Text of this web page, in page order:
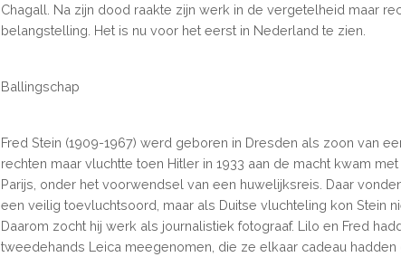
Chagall. Na zijn dood raakte zijn werk in de vergetelheid maar
belangstelling. Het is nu voor het eerst in Nederland te zien.
Ballingschap
Fred Stein (1909-1967) werd geboren in Dresden als zoon van
rechten maar vluchtte toen Hitler in 1933 aan de macht kwam
Parijs, onder het voorwendsel van een huwelijksreis. Daar
een veilig toevluchtsoord, maar als Duitse vluchteling kon Stein
Daarom zocht hij werk als journalistiek fotograaf. Lilo en Fred
tweedehands Leica meegenomen, die ze elkaar cadeau hadden